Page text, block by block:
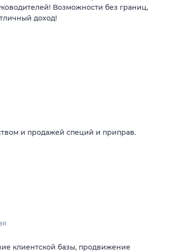
Возможности без границ,
доход!
и продажей специй и приправ.
клиентской базы, продвижение